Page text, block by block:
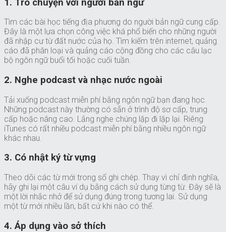
1. Trò chuyện với người bản ngữ
Tìm các bài học tiếng địa phương do người bản ngữ cung cấp.
Đây là một lựa chọn công việc khá phổ biến cho những người
đã nhập cư từ đất nước của họ. Tìm kiếm trên internet, quảng
cáo đã phân loại và quảng cáo cộng đồng cho các câu lạc
bộ ngôn ngữ buổi tối hoặc cuối tuần.
2. Nghe podcast và nhạc nước ngoài
Tải xuống podcast miễn phí bằng ngôn ngữ bạn đang học.
Những podcast này thường có sẵn ở trình độ sơ cấp, trung
cấp hoặc nâng cao. Lắng nghe chúng lặp đi lặp lại. Riêng
iTunes có rất nhiều podcast miễn phí bằng nhiều ngôn ngữ
khác nhau.
3. Có nhật ký từ vựng
Theo dõi các từ mới trong sổ ghi chép. Thay vì chỉ định nghĩa,
hãy ghi lại một câu ví dụ bằng cách sử dụng từng từ. Đây sẽ là
một lời nhắc nhở để sử dụng đúng trong tương lai. Sử dụng
một từ mới nhiều lần, bất cứ khi nào có thể.
4. Áp dụng vào sở thích